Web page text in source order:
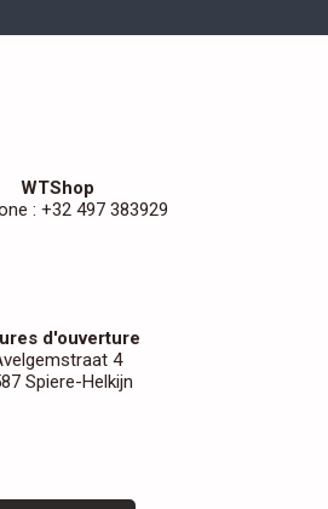
WTShop
: +32 497 383929
d'ouverture
4
Spiere-Helkijn